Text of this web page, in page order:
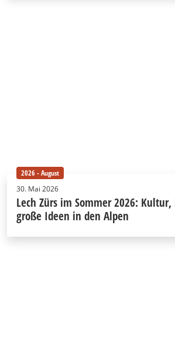
2026 - August
30. Mai 2026
Lech Zürs im Sommer 2026:
große Ideen in den Alpen